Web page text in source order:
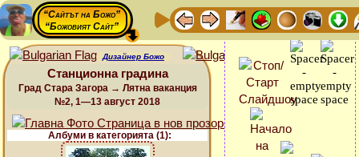
“Сайтът на Божо”
“Божовият Сайт”
Дизайнер Божо
Станционна градина
Град Стара Загора → Лятна ваканция
№2, 1—13 август 2018
Албуми в категорията (1):